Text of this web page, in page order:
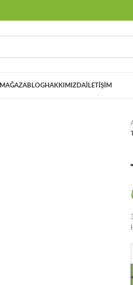
MAĞAZABLOGHAKKIMIZDA İLETIŞIM